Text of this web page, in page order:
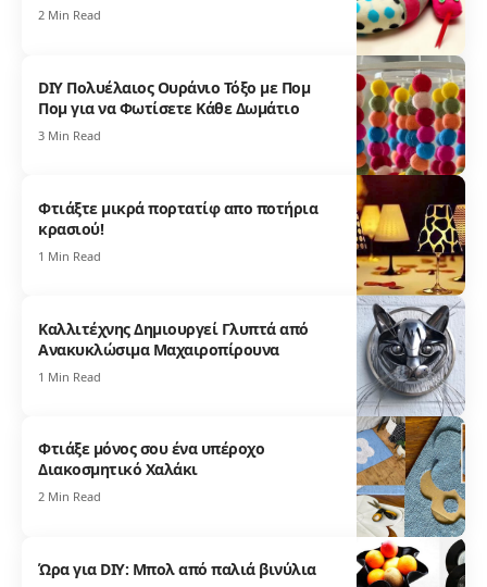
2 Min Read
DIY Πολυέλαιος Ουράνιο Τόξο με Πομ
Πομ για να Φωτίσετε Κάθε Δωμάτιο
3 Min Read
Φτιάξτε μικρά πορτατίφ απο ποτήρια
κρασιού!
1 Min Read
Καλλιτέχνης Δημιουργεί Γλυπτά από
Ανακυκλώσιμα Μαχαιροπίρουνα
1 Min Read
Φτιάξε μόνος σου ένα υπέροχο
Διακοσμητικό Χαλάκι
2 Min Read
Ώρα για DIY: Μπολ από παλιά βινύλια